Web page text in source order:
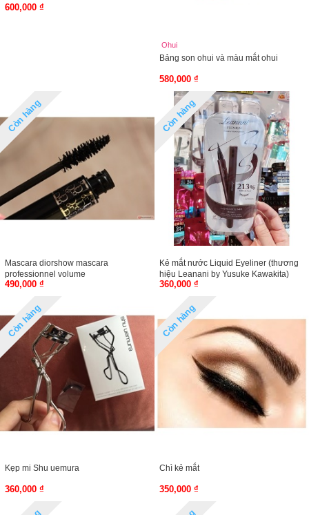
600,000 ₫
Ohui
Bảng son ohui và màu mắt ohui
580,000 ₫
Còn hàng
Mascara diorshow mascara
professionnel volume
490,000 ₫
Còn hàng
Kẻ mắt nước Liquid Eyeliner (thương
hiệu Leanani by Yusuke Kawakita)
360,000 ₫
Còn hàng
Kẹp mi Shu uemura
360,000 ₫
Còn hàng
Chì kẻ mắt
350,000 ₫